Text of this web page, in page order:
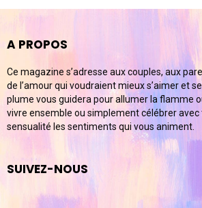
A PROPOS
Ce magazine s’adresse aux couples, aux
de l’amour qui voudraient mieux s’aimer et
plume vous guidera pour allumer la flamme
vivre ensemble ou simplement célébrer
sensualité les sentiments qui vous animent.
SUIVEZ-NOUS